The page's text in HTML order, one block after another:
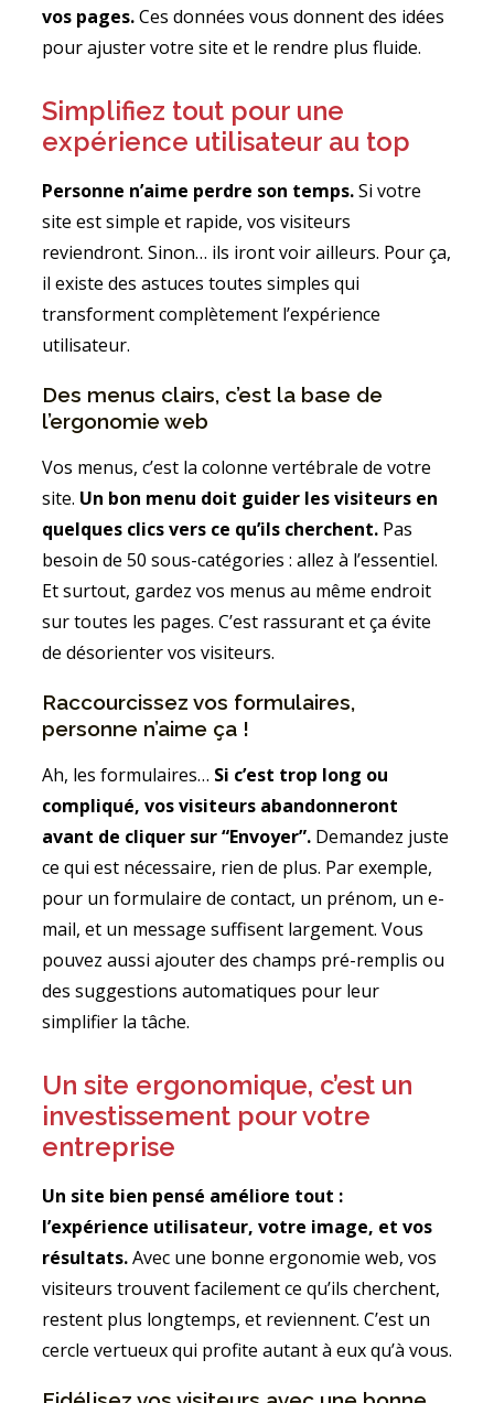
vos pages.Ces données vous donnent des idées
pour ajuster votre site et le rendre plus fluide.
Simplifiez tout pour une
expérience utilisateur au top
Personne n’aime perdre son temps.Si votre
site est simple et rapide, vos visiteurs
reviendront. Sinon… ils iront voir ailleurs. Pour ça,
il existe des astuces toutes simples qui
transforment complètement l’expérience
utilisateur.
Des menus clairs, c’est la base de
l’ergonomie web
Vos menus, c’est la colonne vertébrale de votre
site. Un bon menu doit guider les visiteurs en
quelques clics vers ce qu’ils cherchent. Pas
besoin de 50 sous-catégories : allez à l’essentiel.
Et surtout, gardez vos menus au même endroit
sur toutes les pages. C’est rassurant et ça évite
de désorienter vos visiteurs.
Raccourcissez vos formulaires,
personne n’aime ça !
Ah, les formulaires… Si c’est trop long ou
compliqué, vos visiteurs abandonneront
avant de cliquer sur “Envoyer”. Demandez juste
ce qui est nécessaire, rien de plus. Par exemple,
pour un formulaire de contact, un prénom, un e-
mail, et un message suffisent largement. Vous
pouvez aussi ajouter des champs pré-remplis ou
des suggestions automatiques pour leur
simplifier la tâche.
Un site ergonomique, c’est un
investissement pour votre
entreprise
Un site bien pensé améliore tout :
l’expérience utilisateur, votre image, et vos
résultats.Avec une bonne ergonomie web, vos
visiteurs trouvent facilement ce qu’ils cherchent,
restent plus longtemps, et reviennent. C’est un
cercle vertueux qui profite autant à eux qu’à vous.